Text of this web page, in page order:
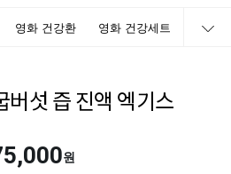
영화 건강환 영화 건강세트
버섯 즙 진액 엑기스
원